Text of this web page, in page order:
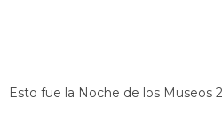
Esto fue la Noche de los Museos